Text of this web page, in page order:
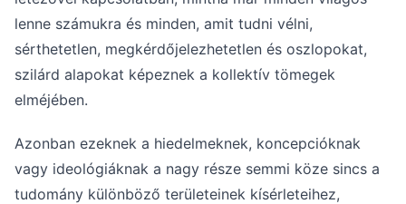
lenne számukra és minden, amit tudni vélni,
sérthetetlen, megkérdőjelezhetetlen és oszlopokat,
szilárd alapokat képeznek a kollektív tömegek
elméjében.
Azonban ezeknek a hiedelmeknek, koncepcióknak
vagy ideológiáknak a nagy része semmi köze sincs a
tudomány különböző területeinek kísérleteihez,